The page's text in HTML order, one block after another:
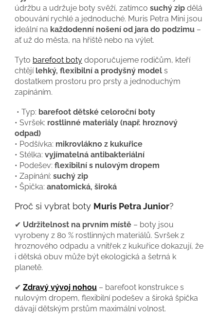
údržbu a udržuje boty svěží, zatímco suchý zip dělá
obouvání rychlé a jednoduché. Muris Petra Mini jsou
ideální na každodenní nošení od jara do podzimu –
ať už do města, na hřiště nebo na výlet.
Tyto barefoot boty doporučujeme rodičům, kteří
chtějí lehký, flexibilní a prodyšný model s
dostatkem prostoru pro prsty a jednoduchým
zapínáním.
• Typ: barefoot dětské celoroční boty
• Svršek: rostlinné materiály (např. hroznový
odpad)
• Podšívka: mikrovlákno z kukuřice
• Stélka: vyjímatelná antibakteriální
• Podešev: flexibilní s nulovým dropem
• Zapínání: suchý zip
• Špička: anatomická, široká
Proč si vybrat boty Muris Petra Junior?
✔ Udržitelnost na prvním místě – boty jsou
vyrobeny z 80 % rostlinných materiálů. Svršek z
hroznového odpadu a vnitřek z kukuřice dokazují, že
i dětská obuv může být ekologická a šetrná k
planetě.
✔ Zdravý vývoj nohou – barefoot konstrukce s
nulovým dropem, flexibilní podešev a široká špička
dávají dětským prstům maximální volnost.